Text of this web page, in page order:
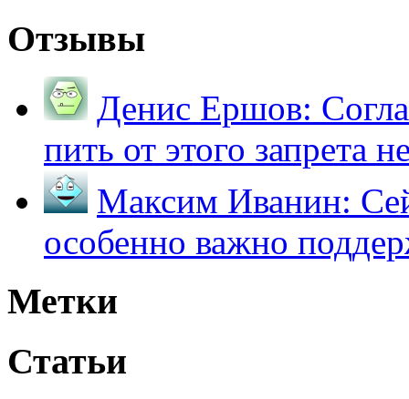
Отзывы
Денис Ершов:
пить от этого запрета
Максим Иванин:
особенно важно
Метки
Статьи